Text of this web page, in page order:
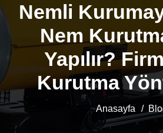
Nemli
Nem
Yapılır?
Kurutma
Anasayfa